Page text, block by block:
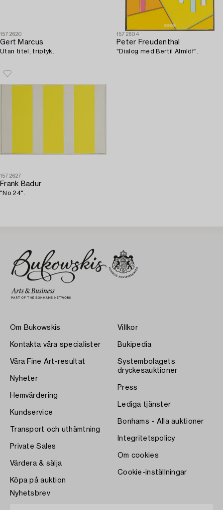
1572620
Gert Marcus
Utan titel, triptyk.
1572604
Peter Freudenthal
"Dialog med Bertil Almlöf".
1572627
Frank Badur
"No 24".
Om Bukowskis
Kontakta våra specialister
Våra Fine Art-resultat
Nyheter
Hemvärdering
Kundservice
Transport och uthämtning
Private Sales
Värdera & sälja
Köpa på auktion
Villkor
Bukipedia
Systembolagets
dryckesauktioner
Press
Lediga tjänster
Bonhams - Alla auktioner
Integritetspolicy
Om cookies
Cookie-inställningar
Nyhetsbrev